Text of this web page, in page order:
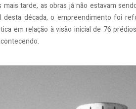
tarde, as obras já não estavam
década, o empreendimento foi
em relação à visão inicial de 76